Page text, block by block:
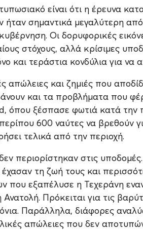
είναι ότι η έρευνα
σημαντικά μεγαλύτερη
Οι δορυφορικές
στόχους, αλλά κρίσιμες
και τεράστια κονδύλια για να
απώλειες και ζημιές που
και τα προβλήματα που
όπου ξέσπασε φωτιά κατά
600 ναύτες να βρεθούν
τελικά από την περιοχή.
περιορίστηκαν στις
έχασαν τη ζωή τους και
που εξαπέλυσε η Τεχεράνη
Πρόκειται για τις
Παράλληλα, διάφορες
απώλειες που δεν